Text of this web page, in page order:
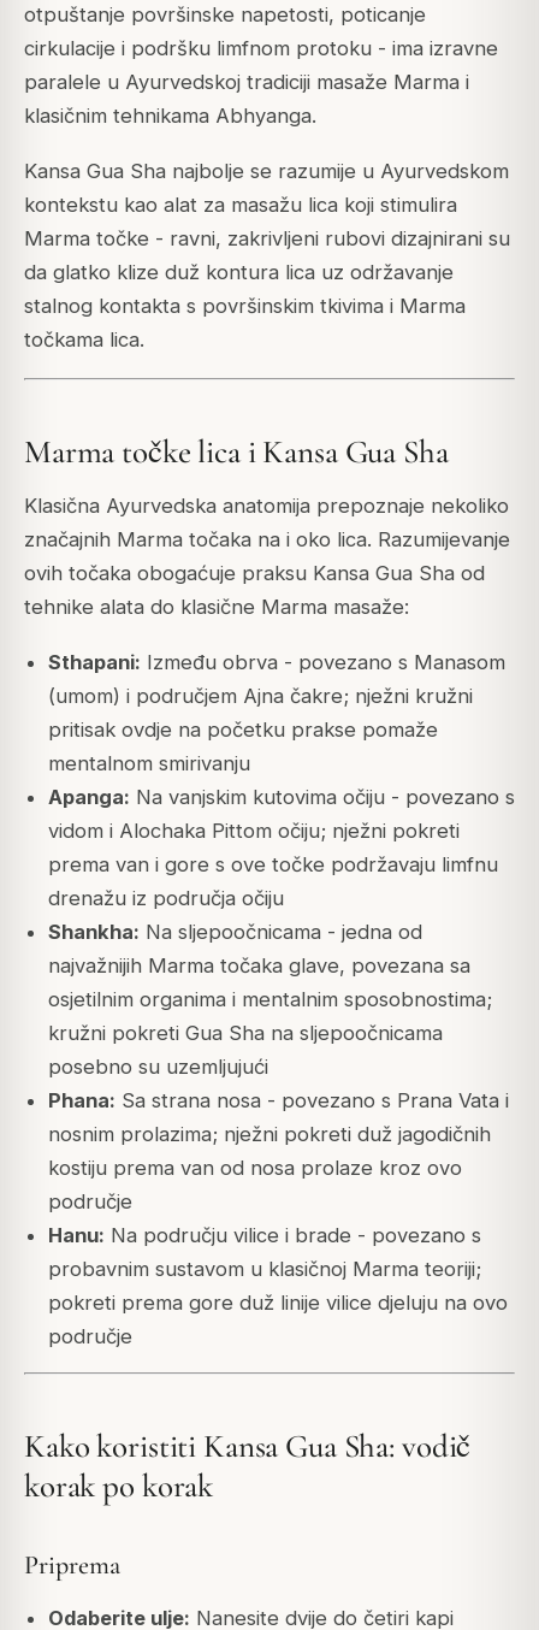
otpuštanje površinske napetosti, poticanje
cirkulacije i podršku limfnom protoku - ima izravne
paralele u Ayurvedskoj tradiciji masaže Marma i
klasičnim tehnikama Abhyanga.
Kansa Gua Sha najbolje se razumije u Ayurvedskom
kontekstu kao alat za masažu lica koji stimulira
Marma točke - ravni, zakrivljeni rubovi dizajnirani su
da glatko klize duž kontura lica uz održavanje
stalnog kontakta s površinskim tkivima i Marma
točkama lica.
Marma točke lica i Kansa Gua Sha
Klasična Ayurvedska anatomija prepoznaje nekoliko
značajnih Marma točaka na i oko lica. Razumijevanje
ovih točaka obogaćuje praksu Kansa Gua Sha od
tehnike alata do klasične Marma masaže:
Sthapani: Između obrva - povezano s Manasom
(umom) i područjem Ajna čakre; nježni kružni
pritisak ovdje na početku prakse pomaže
mentalnom smirivanju
Apanga: Na vanjskim kutovima očiju - povezano s
vidom i Alochaka Pittom očiju; nježni pokreti
prema van i gore s ove točke podržavaju limfnu
drenažu iz područja očiju
Shankha: Na sljepoočnicama - jedna od
najvažnijih Marma točaka glave, povezana sa
osjetilnim organima i mentalnim sposobnostima;
kružni pokreti Gua Sha na sljepoočnicama
posebno su uzemljujući
Phana: Sa strana nosa - povezano s Prana Vata i
nosnim prolazima; nježni pokreti duž jagodičnih
kostiju prema van od nosa prolaze kroz ovo
područje
Hanu: Na području vilice i brade - povezano s
probavnim sustavom u klasičnoj Marma teoriji;
pokreti prema gore duž linije vilice djeluju na ovo
područje
Kako koristiti Kansa Gua Sha: vodič
korak po korak
Priprema
Odaberite ulje: Nanesite dvije do četiri kapi